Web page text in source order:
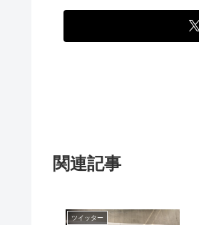
関連記事
ツイッター